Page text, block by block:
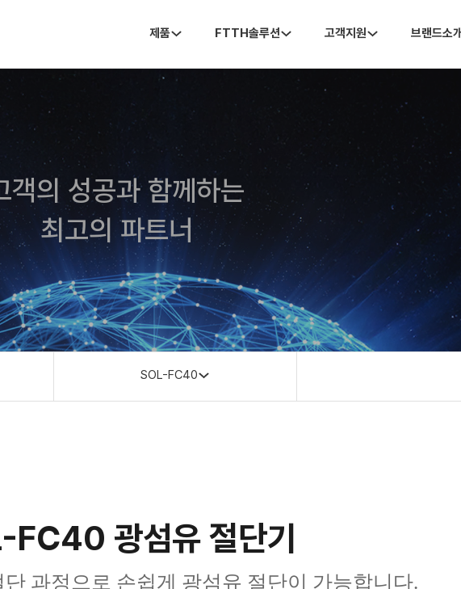
제품 FTTH솔루션 고객지원 브랜드소개
객의 성공과 함께하는
최고의 파트너
SOL-FC40
FC40 광섬유 절단기
단 과정으로 손쉽게 광섬유 절단이 가능합니다.